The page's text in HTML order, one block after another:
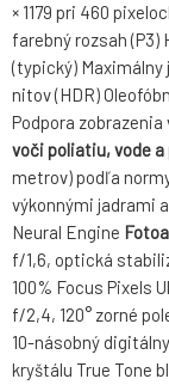
× 1179 pri 460
farebný rozsah (P3)
(typický) Maximálny
nitov (HDR)
Podpora
voči poliatiu, vode a
metrov) podľa
výkonnými jadrami
Neural Engine
f/1,6, optická
100% Focus Pixels
f/2,4, 120° zorné
10-násobný
kryštálu True Tone